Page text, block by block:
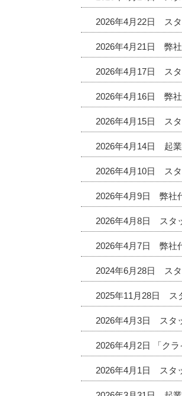
2026年4月22日 スタ
2026年4月21日 弊社
2026年4月17日 スタ
2026年4月16日 弊社
2026年4月15日 スタ
2026年4月14日 起業
2026年4月10日 スタ
2026年4月9日 弊社
2026年4月8日 スタ
2026年4月7日 弊社
2024年6月28日 スタ
2025年11月28日 ス
2026年4月3日 スタ
2026年4月2日 「ク
2026年4月1日 スタ